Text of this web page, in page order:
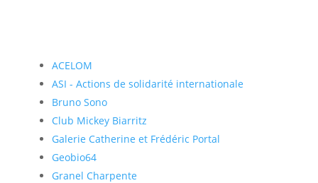
ACELOM
ASI - Actions de solidarité internationale
Bruno Sono
Club Mickey Biarritz
Galerie Catherine et Frédéric Portal
Geobio64
Granel Charpente